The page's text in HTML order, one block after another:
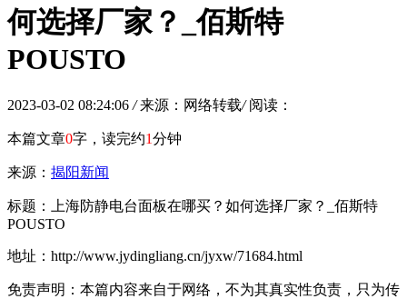
何选择厂家？_佰斯特
POUSTO
2023-03-02 08:24:06 / 来源：网络转载/ 阅读：
本篇文章0字，读完约1分钟
来源： 揭阳新闻
标题：上海防静电台面板在哪买？如何选择厂家？_佰斯特
POUSTO
地址：http://www.jydingliang.cn/jyxw/71684.html
免责声明：本篇内容来自于网络，不为其真实性负责，只为传